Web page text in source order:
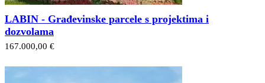
LABIN - Građevinske parcele s projektima i
dozvolama
167.000,00 €